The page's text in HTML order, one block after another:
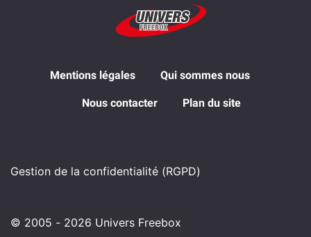
Mentions légales Qui sommes nous
Nous contacter Plan du site
Gestion de la confidentialité (RGPD)
© 2005 - 2026 Univers Freebox